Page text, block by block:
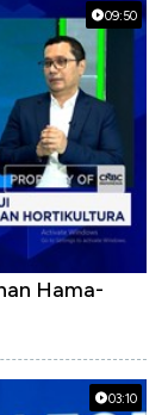
09:50
Hama-
03:10